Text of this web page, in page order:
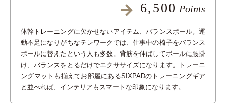
6,500 Points
体幹トレーニングに欠かせないアイテム、バランスボール。運
動不足になりがちなテレワークでは、仕事中の椅子をバランス
ボールに替えたという人も多数。背筋を伸ばしてボールに腰掛
け、バランスをとるだけでエクササイズになります。トレーニ
ングマットも揃えてお部屋にあるSIXPADのトレーニングギア
と並べれば、インテリアもスマートな印象になります。